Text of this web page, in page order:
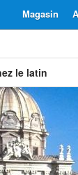
Magasin
le latin